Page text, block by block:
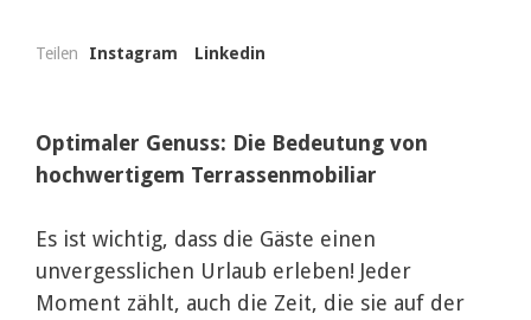
Teilen Instagram Linkedin
Optimaler Genuss: Die Bedeutung von
hochwertigem Terrassenmobiliar
Es ist wichtig, dass die Gäste einen
unvergesslichen Urlaub erleben! Jeder
Moment zählt, auch die Zeit, die sie auf der